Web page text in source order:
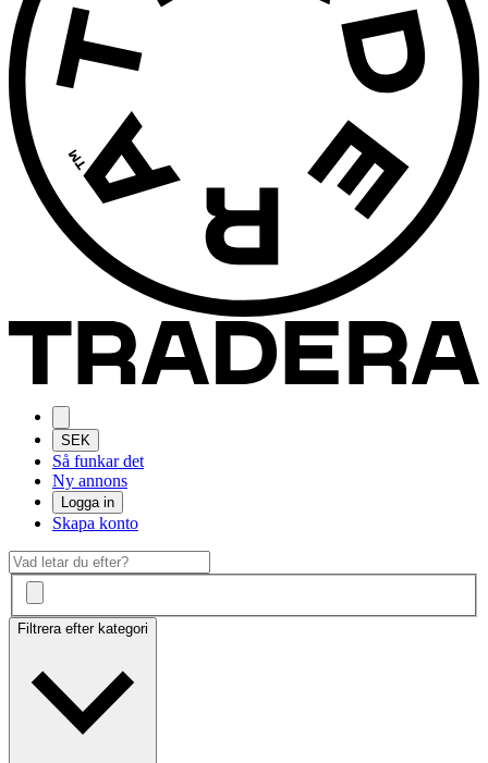
SEK
Så funkar det
Ny annons
Logga in
Skapa konto
Filtrera efter kategori